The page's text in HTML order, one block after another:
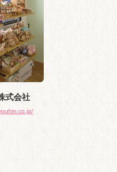
式会社